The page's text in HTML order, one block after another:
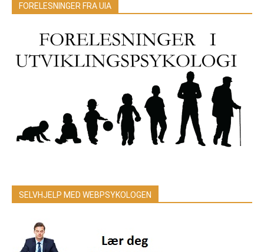
FORELESNINGER FRA UIA
SELVHJELP MED WEBPSYKOLOGEN